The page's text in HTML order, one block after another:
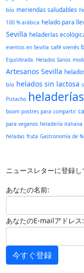
bío meriendas saludables
100 % arábica helado para
Sevilla heladerías
eventos en Sevilla café vienés
Equilibrada. Helados Sanos
Artesanos Sevilla
bío helados sin lactosa
Pistacho
boom postres para compartir
para veganos heladería italiana
heladas fruta Gastronomía de
ニュースレターに登録し
あなたの名前:
あなたのE-mailアドレス:
今すぐ登録